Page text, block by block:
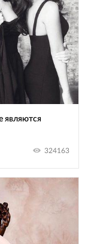
являются
324163